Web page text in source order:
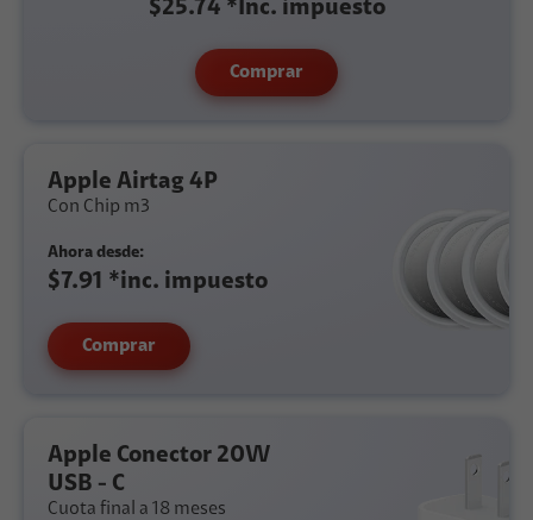
$25.74 *Inc. impuesto
Comprar
Apple Airtag 4P
Con Chip m3
Ahora desde:
$7.91 *inc. impuesto
Comprar
Apple Conector 20W
USB - C
Cuota final a 18 meses